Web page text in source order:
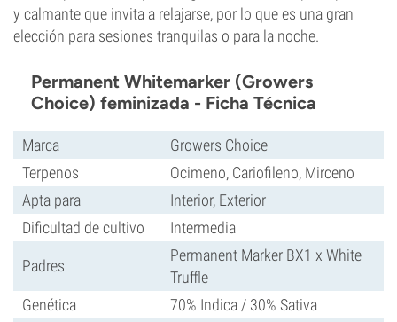
y calmante que invita a relajarse, por lo que es una gran
elección para sesiones tranquilas o para la noche.
Permanent Whitemarker (Growers
Choice) feminizada - Ficha Técnica
Marca
Growers Choice
Terpenos
Ocimeno, Cariofileno, Mirceno
Apta para
Interior, Exterior
Dificultad de cultivo
Intermedia
Padres
Permanent Marker BX1 x White
Truffle
Genética
70% Indica / 30% Sativa